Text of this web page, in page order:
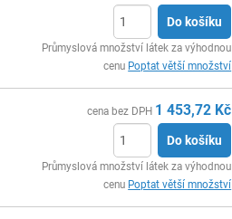
Do košíku
Průmyslová množství látek za výhodnou
cenu Poptat větší množství
cena bez DPH 1 453,72 Kč
Do košíku
Průmyslová množství látek za výhodnou
cenu Poptat větší množství